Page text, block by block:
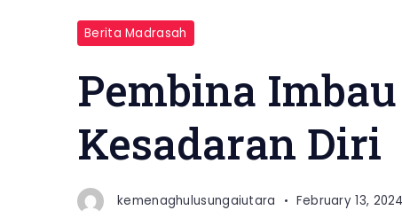
Berita Madrasah
Pembina
Kesadaran Diri
kemenaghulusungaiutara February 13, 2024